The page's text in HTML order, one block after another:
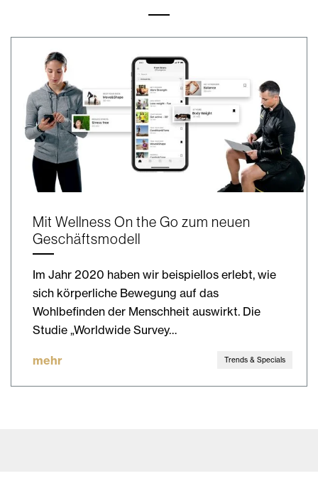
Mit Wellness On the Go zum neuen
Geschäftsmodell
Im Jahr 2020 haben wir beispiellos erlebt, wie
sich körperliche Bewegung auf das
Wohlbefinden der Menschheit auswirkt. Die
Studie „Worldwide Survey…
mehr Trends & Specials